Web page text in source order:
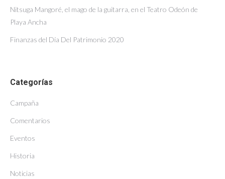
Nitsuga Mangoré, el mago de la guitarra, en el Teatro Odeón de
Playa Ancha
Finanzas del Día Del Patrimonio 2020
Categorías
Campaña
Comentarios
Eventos
Historia
Noticias